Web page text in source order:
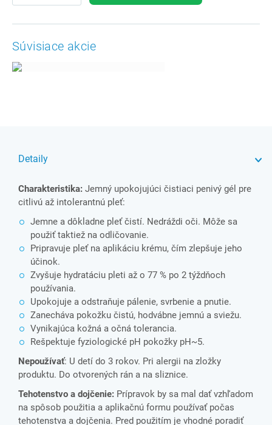
Súvisiace akcie
Detaily
Charakteristika: Jemný upokojujúci čistiaci penivý gél pre
citlivú až intolerantnú pleť:
Jemne a dôkladne pleť čistí. Nedráždi oči. Môže sa
použiť taktiež na odličovanie.
Pripravuje pleť na aplikáciu krému, čím zlepšuje jeho
účinok.
Zvyšuje hydratáciu pleti až o 77 % po 2 týždňoch
používania.
Upokojuje a odstraňuje pálenie, svrbenie a pnutie.
Zanecháva pokožku čistú, hodvábne jemnú a sviežu.
Vynikajúca kožná a očná tolerancia.
Rešpektuje fyziologické pH pokožky pH~5.
Nepoužívať: U detí do 3 rokov. Pri alergii na zložky
produktu. Do otvorených rán a na sliznice.
Tehotenstvo a dojčenie: Prípravok by sa mal dať vzhľadom
na spôsob použitia a aplikačnú formu používať počas
tehotenstva a dojčenia. Pred použitím je vhodné poradiť